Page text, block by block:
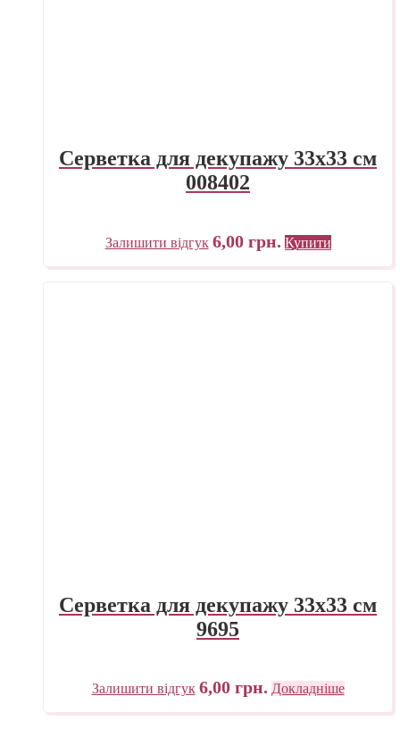
Серветка для декупажу 33х33 см
008402
Залишити відгук 6,00 грн. Купити
Серветка для декупажу 33х33 см
9695
Залишити відгук 6,00 грн. Докладніше